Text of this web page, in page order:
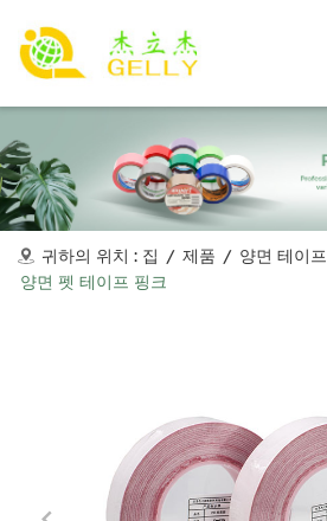
귀하의 위치 : 집 / 제품 / 양면 테이프
양면 펫 테이프 핑크